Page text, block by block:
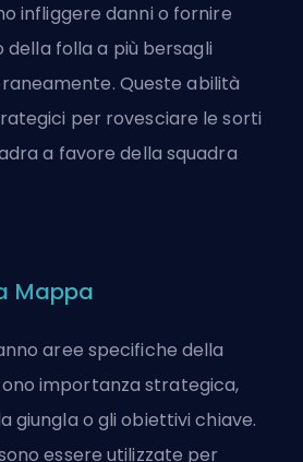
infliggere danni o fornire
folla a più bersagli
Queste abilità
per rovesciare le sorti
a favore della squadra
Mappa
aree specifiche della
importanza strategica,
giungla o gli obiettivi chiave.
essere utilizzate per